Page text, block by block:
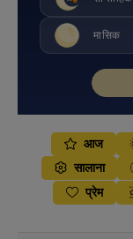
मासिक
आज
सालाना
प्रेम